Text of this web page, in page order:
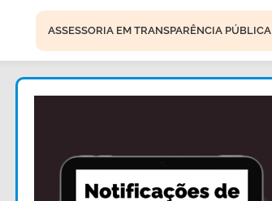
ASSESSORIA EM TRANSPARÊNCIA PÚBLICA